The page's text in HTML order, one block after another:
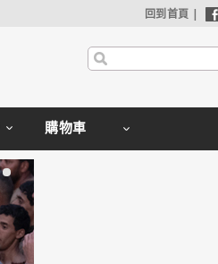
回到首頁 |
購物車